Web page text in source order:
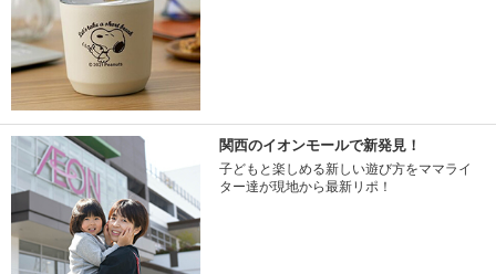
関西のイオンモールで新発見！
子どもと楽しめる新しい遊び方をママライ
ター達が現地から最新リポ！